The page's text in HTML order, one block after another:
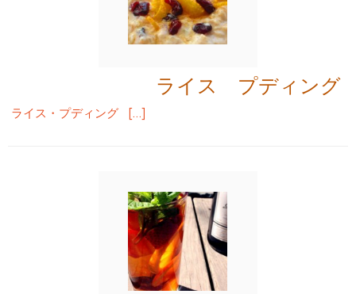
ライス プディング
ライス・プディング […]